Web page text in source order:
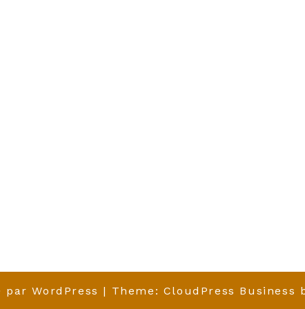
parWordPress | Theme: CloudPress Business